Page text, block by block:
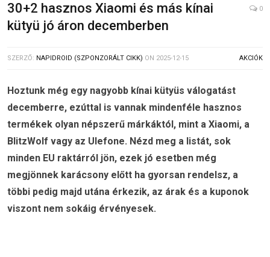
30+2 hasznos Xiaomi és más kínai
kütyü jó áron decemberben
0
SZERZŐ: NAPIDROID (SZPONZORÁLT CIKK) ON 2025-12-15 AKCIÓK
Hoztunk még egy nagyobb kínai kütyüs válogatást
decemberre, ezúttal is vannak mindenféle hasznos
termékek olyan népszerű márkáktól, mint a Xiaomi, a
BlitzWolf vagy az Ulefone. Nézd meg a listát, sok
minden EU raktárról jön, ezek jó esetben még
megjönnek karácsony előtt ha gyorsan rendelsz, a
többi pedig majd utána érkezik, az árak és a kuponok
viszont nem sokáig érvényesek.